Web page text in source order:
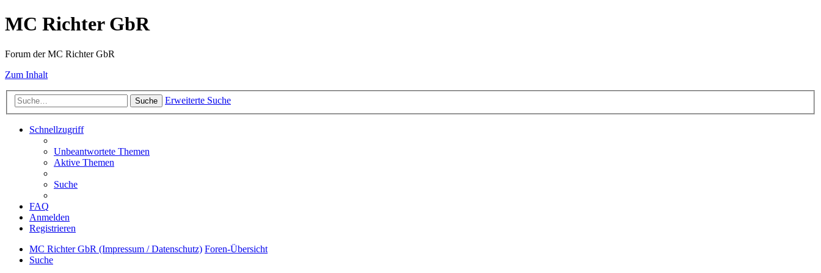
MC Richter GbR
Forum der MC Richter GbR
Zum Inhalt
Suche Erweiterte Suche
Schnellzugriff
Unbeantwortete Themen
Aktive Themen
Suche
FAQ
Anmelden
Registrieren
MC Richter GbR (Impressum / Datenschutz) Foren-Übersicht
Suche